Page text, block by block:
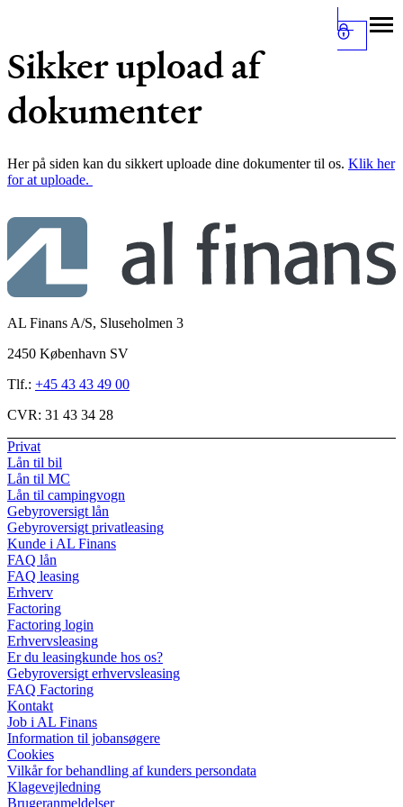
Sikker upload af
dokumenter
Her på siden kan du sikkert uploade dine dokumenter til os. Klik her
for at uploade.
AL Finans A/S, Sluseholmen 3
2450 København SV
Tlf.: +45 43 43 49 00
CVR: 31 43 34 28
Privat
Lån til bil
Lån til MC
Lån til campingvogn
Gebyroversigt lån
Gebyroversigt privatleasing
Kunde i AL Finans
FAQ lån
FAQ leasing
Erhverv
Factoring
Factoring login
Erhvervsleasing
Er du leasingkunde hos os?
Gebyroversigt erhvervsleasing
FAQ Factoring
Kontakt
Job i AL Finans
Information til jobansøgere
Cookies
Vilkår for behandling af kunders persondata
Klagevejledning
Brugeranmeldelser